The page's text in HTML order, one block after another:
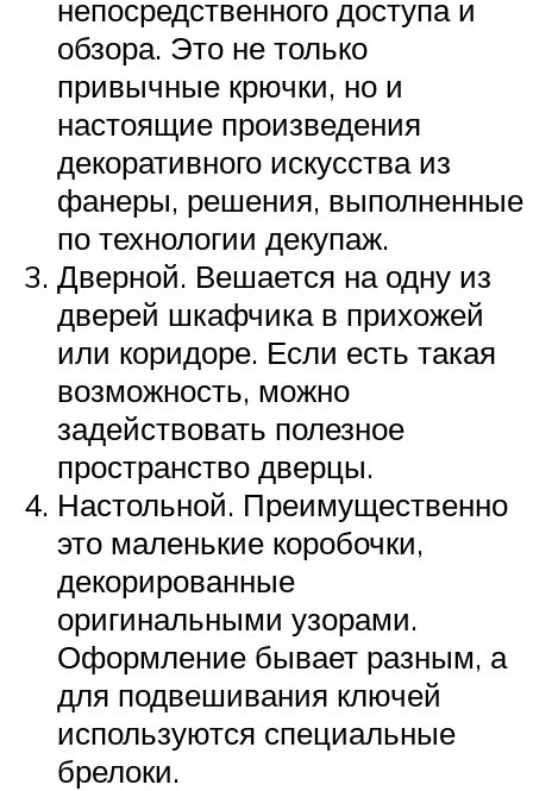
непосредственного доступа и
обзора. Это не только
привычные крючки, но и
настоящие произведения
декоративного искусства из
фанеры, решения, выполненные
по технологии декупаж.
Дверной. Вешается на одну из
дверей шкафчика в прихожей
или коридоре. Если есть такая
возможность, можно
задействовать полезное
пространство дверцы.
Настольной. Преимущественно
это маленькие коробочки,
декорированные
оригинальными узорами.
Оформление бывает разным, а
для подвешивания ключей
используются специальные
брелоки.